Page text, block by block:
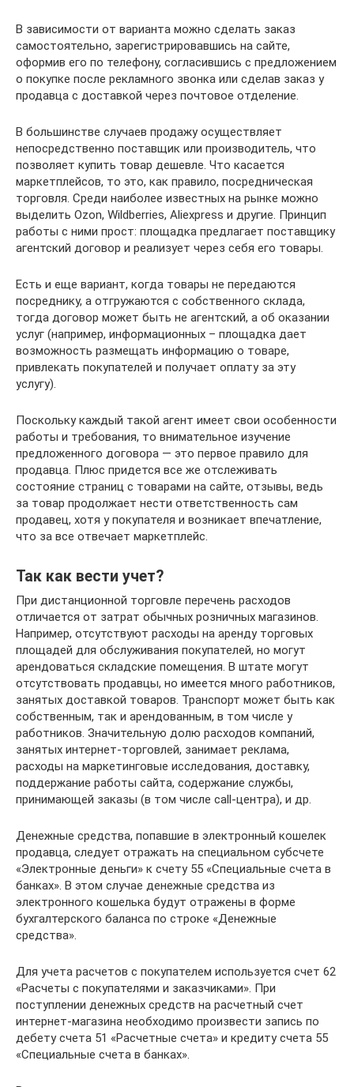
В зависимости от варианта можно сделать заказ
самостоятельно, зарегистрировавшись на сайте,
оформив его по телефону, согласившись с предложением
о покупке после рекламного звонка или сделав заказ у
продавца с доставкой через почтовое отделение.
В большинстве случаев продажу осуществляет
непосредственно поставщик или производитель, что
позволяет купить товар дешевле. Что касается
маркетплейсов, то это, как правило, посредническая
торговля. Среди наиболее известных на рынке можно
выделить Ozon, Wildberries, Aliexpress и другие. Принцип
работы с ними прост: площадка предлагает поставщику
агентский договор и реализует через себя его товары.
Есть и еще вариант, когда товары не передаются
посреднику, а отгружаются с собственного склада,
тогда договор может быть не агентский, а об оказании
услуг (например, информационных – площадка дает
возможность размещать информацию о товаре,
привлекать покупателей и получает оплату за эту
услугу).
Поскольку каждый такой агент имеет свои особенности
работы и требования, то внимательное изучение
предложенного договора — это первое правило для
продавца. Плюс придется все же отслеживать
состояние страниц с товарами на сайте, отзывы, ведь
за товар продолжает нести ответственность сам
продавец, хотя у покупателя и возникает впечатление,
что за все отвечает маркетплейс.
Так как вести учет?
При дистанционной торговле перечень расходов
отличается от затрат обычных розничных магазинов.
Например, отсутствуют расходы на аренду торговых
площадей для обслуживания покупателей, но могут
арендоваться складские помещения. В штате могут
отсутствовать продавцы, но имеется много работников,
занятых доставкой товаров. Транспорт может быть как
собственным, так и арендованным, в том числе у
работников. Значительную долю расходов компаний,
занятых интернет-торговлей, занимает реклама,
расходы на маркетинговые исследования, доставку,
поддержание работы сайта, содержание службы,
принимающей заказы (в том числе call-центра), и др.
Денежные средства, попавшие в электронный кошелек
продавца, следует отражать на специальном субсчете
«Электронные деньги» к счету 55 «Специальные счета в
банках». В этом случае денежные средства из
электронного кошелька будут отражены в форме
бухгалтерского баланса по строке «Денежные
средства».
Для учета расчетов с покупателем используется счет 62
«Расчеты с покупателями и заказчиками». При
поступлении денежных средств на расчетный счет
интернет-магазина необходимо произвести запись по
дебету счета 51 «Расчетные счета» и кредиту счета 55
«Специальные счета в банках».